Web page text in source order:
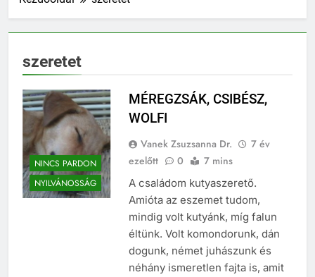
szeretet
NINCS PARDON
NYILVÁNOSSÁG
MÉREGZSÁK, CSIBÉSZ,
WOLFI
Vanek Zsuzsanna Dr.
7 év
ezelőtt
0 7 mins
A családom kutyaszerető.
Amióta az eszemet tudom,
mindig volt kutyánk, míg falun
éltünk. Volt komondorunk, dán
dogunk, német juhászunk és
néhány ismeretlen fajta is, amit